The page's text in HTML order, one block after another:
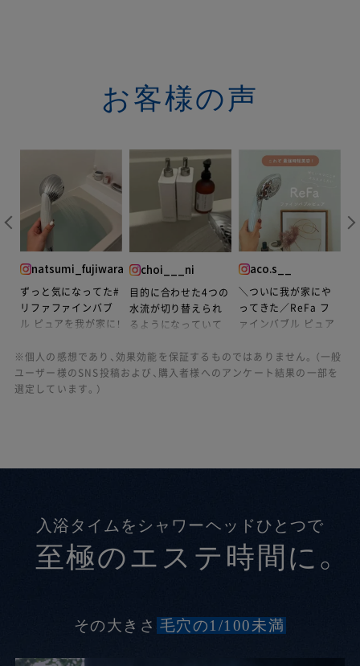
お客様の声
natsumi_fujiwara
ずっと気になってた#
リファファインバブ
ル ピュアを我が家に！
choi___ni
目的に合わせた4つの
水流が切り替えられ
るようになっていて
aco.s__
＼ついに我が家にや
ってきた／ReFa フ
ァインバブル ピュア
※個人の感想であり、効果効能を保証するものではありません。（一般
ユーザー様のSNS投稿および、購入者様へのアンケート結果の一部を
選定しています。）
入浴タイムをシャワーヘッドひとつで
至極のエステ時間に。
その大きさ、毛穴の1/100未満